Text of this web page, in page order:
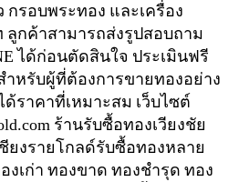
รอบพระทอง และเครื่อง
ลูกค้าสามารถส่งรูปสอบถาม
ได้ก่อนตัดสินใจ ประเมินฟรี
ำหรับผู้ที่ต้องการขายทองอย่าง
ราคาที่เหมาะสม เว็บไซต์
ร้านรับซื้อทองเวียงชัย
ยงรายโกลด์รับซื้อทองหลาย
งเก่า ทองขาด ทองชำรุด ทอง